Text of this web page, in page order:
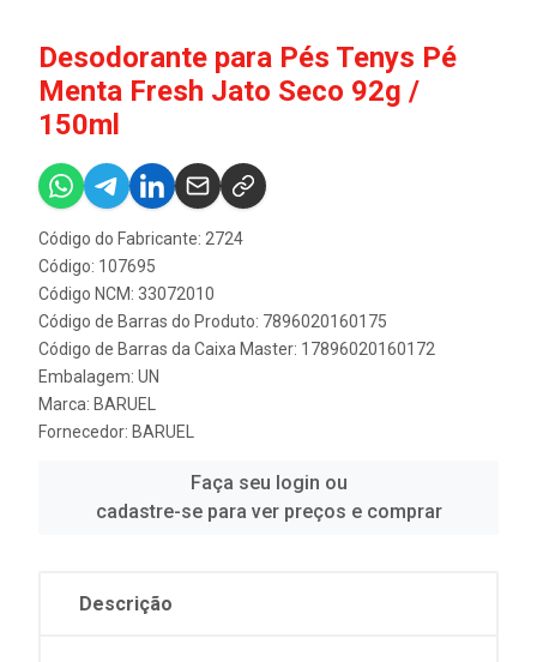
Desodorante para Pés Tenys Pé
Menta Fresh Jato Seco 92g /
150ml
Código do Fabricante: 2724
Código: 107695
Código NCM: 33072010
Código de Barras do Produto: 7896020160175
Código de Barras da Caixa Master: 17896020160172
Embalagem: UN
Marca: BARUEL
Fornecedor: BARUEL
Faça seu login ou
cadastre-se para ver preços e comprar
Descrição